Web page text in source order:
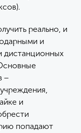
реально, и
и
дистанционных
−
и
попадают